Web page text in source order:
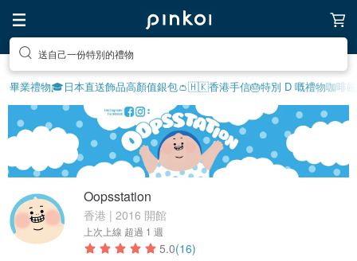
送自己一份特別的禮物
畢業禮物🎓日本直送飾品高顏值銀包👛🇭🇰香港手信🎂特別 D 嘅禮物咖啡
Oopsstation
香港 | 2016 開館
上次上線 超過 1 週
5.0(16)